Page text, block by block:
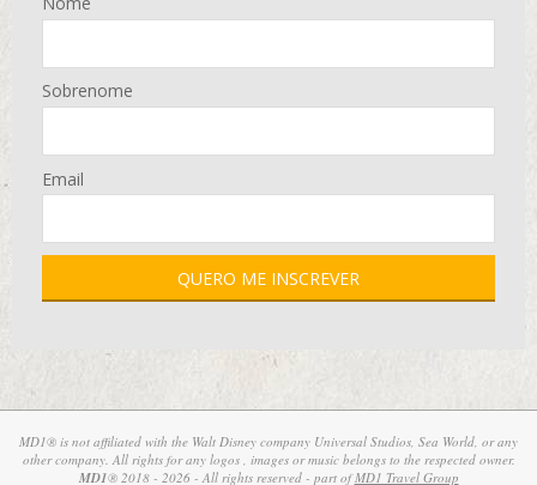
Sobrenome
Email
MD1® is not affiliated with the Walt Disney company Universal Studios, Sea World, or any
other company. All rights for any logos , images or music belongs to the respected owner.
MD1® 2018 - 2026 - All rights reserved - part ofMD1 Travel Group